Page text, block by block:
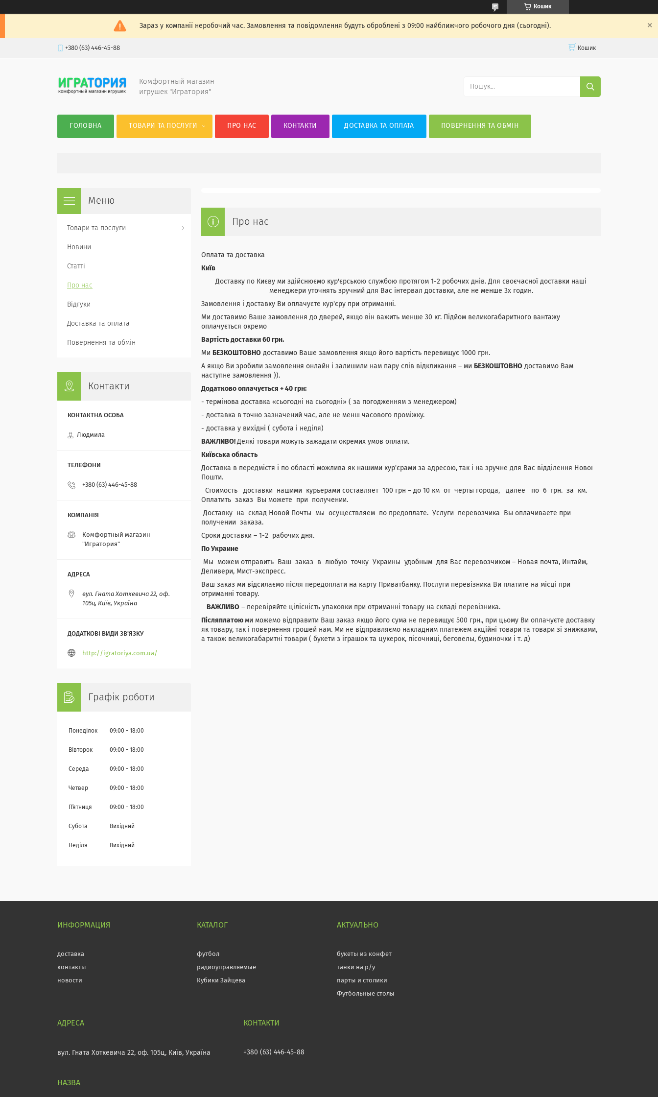
Кошик
Зараз у компанії неробочий час. Замовлення та повідомлення будуть оброблені з 09:00 найближчого робочого дня (сьогодні).
+380 (63) 446-45-88 Кошик
Комфортный магазин
игрушек "Игратория"
ГОЛОВНА ТОВАРИ ТА ПОСЛУГИ ПРО НАС КОНТАКТИ ДОСТАВКА ТА ОПЛАТА ПОВЕРНЕННЯ ТА ОБМІН
Про нас
Оплата та доставка
Київ
Доставку по Києву ми здійснюємо кур'єрською службою протягом 1-2 робочих днів. Для своєчасної доставки наші
менеджери уточнять зручний для Вас інтервал доставки, але не менше 3х годин.
Замовлення і доставку Ви оплачуєте кур'єру при отриманні.
Ми доставимо Ваше замовлення до дверей, якщо він важить менше 30 кг. Підйом великогабаритного вантажу
оплачується окремо
Вартість доставки 60 грн.
Ми БЕЗКОШТОВНО доставимо Ваше замовлення якщо його вартість перевищує 1000 грн.
А якщо Ви зробили замовлення онлайн і залишили нам пару слів відкликання – ми БЕЗКОШТОВНО доставимо Вам
наступне замовлення )).
Додатково оплачується + 40 грн:
- термінова доставка «сьогодні на сьогодні» ( за погодженням з менеджером)
- доставка в точно зазначений час, але не менш часового проміжку.
- доставка у вихідні ( субота і неділя)
ВАЖЛИВО!Деякі товари можуть зажадати окремих умов оплати.
Київська область
Доставка в передмістя і по області можлива як нашими кур'єрами за адресою, так і на зручне для Вас відділення Нової
Пошти.
Стоимость доставки нашими курьерами составляет 100 грн – до 10 км от черты города, далее по 6 грн. за км.
Оплатить заказ Вы можете при получении.
Доставку на склад Новой Почты мы осуществляем по предоплате. Услуги перевозчика Вы оплачиваете при
получении заказа.
Сроки доставки – 1-2 рабочих дня.
По Украине
Мы можем отправить Ваш заказ в любую точку Украины удобным для Вас перевозчиком – Новая почта, Интайм,
Деливери, Мист-экспресс.
Ваш заказ ми відсилаємо після передоплати на карту Приватбанку. Послуги перевізника Ви платите на місці при
отриманні товару.
ВАЖЛИВО – перевіряйте цілісність упаковки при отриманні товару на складі перевізника.
Післяплатою ми можемо відправити Ваш заказ якщо його сума не перевищує 500 грн., при цьому Ви оплачуєте доставку
як товару, так і повернення грошей нам. Ми не відправляємо накладним платежем акційні товари та товари зі знижками,
а також великогабаритні товари ( букети з іграшок та цукерок, пісочниці, беговелы, будиночки і т. д)
Товари та послуги
Новини
Статті
Про нас
Відгуки
Доставка та оплата
Повернення та обмін
Контакти
Людмила
+380 (63) 446-45-88
Комфортный магазин
"Игратория"
вул. Гната Хоткевича 22, оф.
105ц, Київ, Україна
http://igratoriya.com.ua/
Графік роботи
Понеділок 09:00 18:00
Вівторок 09:00 18:00
Середа 09:00 18:00
Четвер 09:00 18:00
Пʼятниця 09:00 18:00
Субота Вихідний
Неділя Вихідний
ИНФОРМАЦИЯ
доставка
контакты
новости
КАТАЛОГ
футбол
радиоуправляемые
Кубики Зайцева
АКТУАЛЬНО
букеты из конфет
танки на р/у
парты и столики
Футбольные столы
вул. Гната Хоткевича 22, оф. 105ц, Київ, Україна +380 (63) 446-45-88